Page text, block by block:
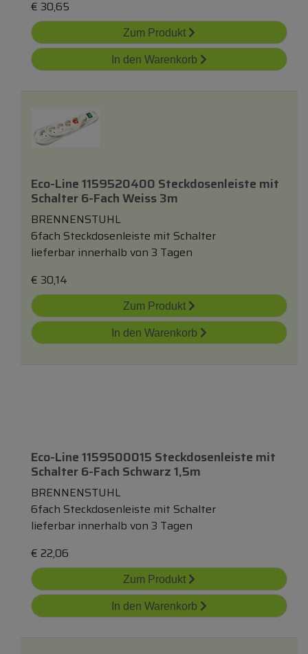
€ 30,65
Zum Produkt
In den Warenkorb
Eco-Line 1159520400 Steckdosenleiste mit
Schalter 6-Fach Weiss 3m
BRENNENSTUHL
6fach Steckdosenleiste mit Schalter
lieferbar innerhalb von 3 Tagen
€ 30,14
Zum Produkt
In den Warenkorb
Eco-Line 1159500015 Steckdosenleiste mit
Schalter 6-Fach Schwarz 1,5m
BRENNENSTUHL
6fach Steckdosenleiste mit Schalter
lieferbar innerhalb von 3 Tagen
€ 22,06
Zum Produkt
In den Warenkorb